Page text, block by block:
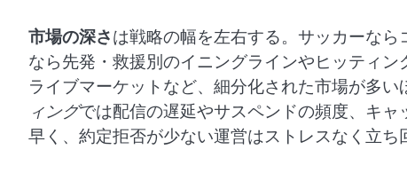
市場の深さは戦略の幅を左右する。サッカーな
なら先発・救援別のイニングラインやヒッティ
ライブマーケットなど、細分化された市場が多い
ィングでは配信の遅延やサスペンドの頻度、キ
早く、約定拒否が少ない運営はストレスなく立ち